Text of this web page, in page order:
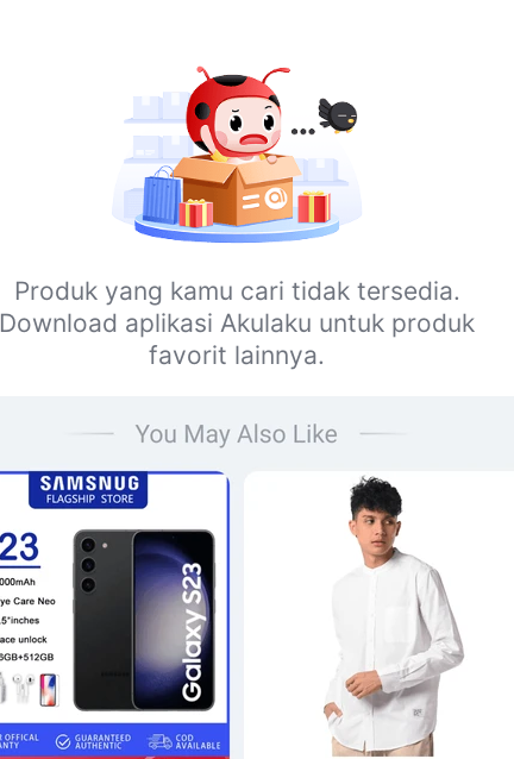
Produk yang kamu cari tidak tersedia.
Download aplikasi Akulaku untuk produk
favorit lainnya.